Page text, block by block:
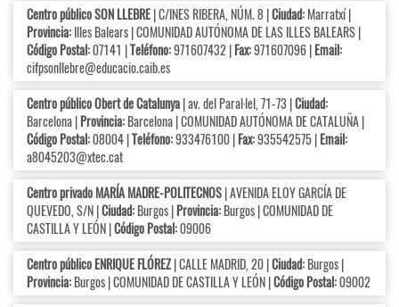
Centro público SON LLEBRE| C/INES RIBERA, NÚM. 8 |Ciudad:Marratxí |
Provincia:Illes Balears | COMUNIDAD AUTÓNOMA DE LAS ILLES BALEARS |
Código Postal:07141 |Teléfono:971607432 |Fax:971607096 |Email:
cifpsonllebre@educacio.caib.es
Centro público Obert de Catalunya| av. del Paral·lel, 71-73 |Ciudad:
Barcelona |Provincia:Barcelona | COMUNIDAD AUTÓNOMA DE CATALUÑA |
Código Postal:08004 |Teléfono:933476100 |Fax:935542575 |Email:
a8045203@xtec.cat
Centro privado MARÍA MADRE-POLITECNOS| AVENIDA ELOY GARCÍA DE
QUEVEDO, S/N |Ciudad:Burgos |Provincia:Burgos | COMUNIDAD DE
CASTILLA Y LEÓN |Código Postal:09006
Centro público ENRIQUE FLÓREZ| CALLE MADRID, 20 |Ciudad:Burgos |
Provincia:Burgos | COMUNIDAD DE CASTILLA Y LEÓN |Código Postal:09002